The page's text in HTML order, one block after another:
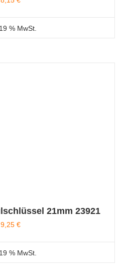
% MwSt.
21mm 23921
9,25 €
% MwSt.